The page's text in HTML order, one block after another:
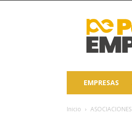
Paterna
Empresas
EMPRESAS
Inicio ASOCIACIONES